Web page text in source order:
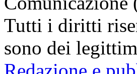
Tutti i diritti
sono dei